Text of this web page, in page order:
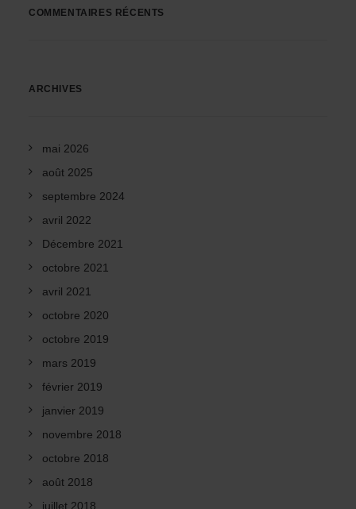
COMMENTAIRES RÉCENTS
ARCHIVES
mai 2026
août 2025
septembre 2024
avril 2022
Décembre 2021
octobre 2021
avril 2021
octobre 2020
octobre 2019
mars 2019
février 2019
janvier 2019
novembre 2018
octobre 2018
août 2018
juillet 2018